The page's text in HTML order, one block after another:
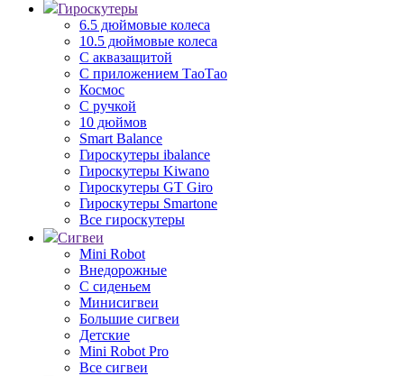
Гироскутеры
6.5 дюймовые колеса
10.5 дюймовые колеса
С аквазащитой
С приложением ТаоТао
Космос
С ручкой
10 дюймов
Smart Balance
Гироскутеры ibalance
Гироскутеры Kiwano
Гироскутеры GT Giro
Гироскутеры Smartone
Все гироскутеры
Сигвеи
Mini Robot
Внедорожные
С сиденьем
Минисигвеи
Большие сигвеи
Детские
Mini Robot Pro
Все сигвеи